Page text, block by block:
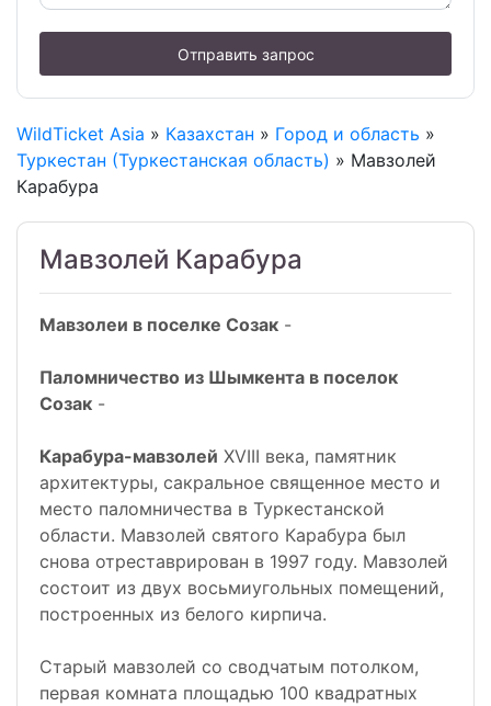
Отправить запрос
WildTicket Asia » Казахстан » Город и область »
Туркестан (Туркестанская область) » Мавзолей
Карабура
Мавзолей Карабура
Мавзолеи в поселке Созак -
Паломничество из Шымкента в поселок
Созак -
Карабура-мавзолей XVIII века, памятник
архитектуры, сакральное священное место и
место паломничества в Туркестанской
области. Мавзолей святого Карабура был
снова отреставрирован в 1997 году. Мавзолей
состоит из двух восьмиугольных помещений,
построенных из белого кирпича.
Старый мавзолей со сводчатым потолком,
первая комната площадью 100 квадратных